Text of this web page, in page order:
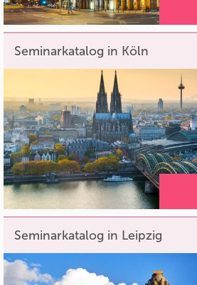
Seminarkatalog in Köln
Seminarkatalog in Leipzig